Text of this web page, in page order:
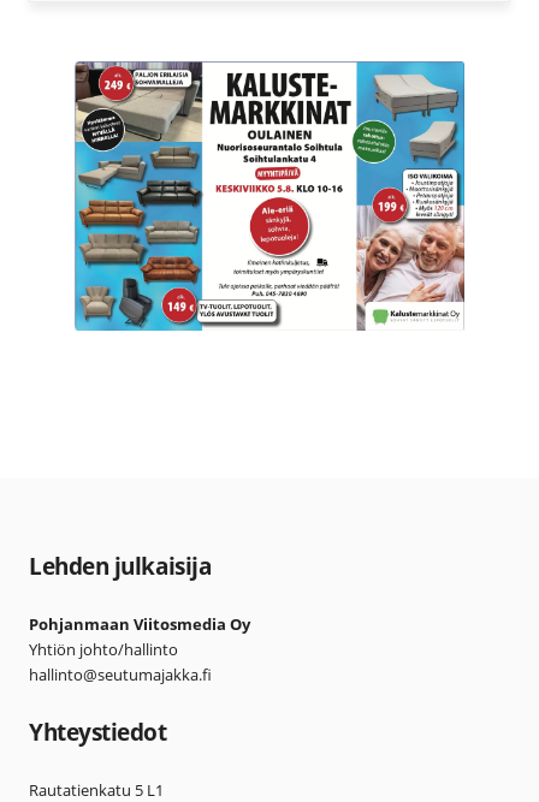
Lehden julkaisija
Pohjanmaan Viitosmedia Oy
Yhtiön johto/hallinto
hallinto@seutumajakka.fi
Yhteystiedot
Rautatienkatu 5 L1